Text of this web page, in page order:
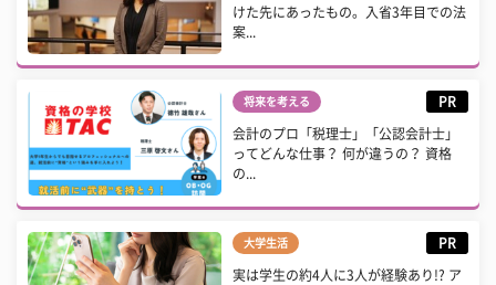
けた先にあったもの。入省3年目での法
案...
将来を考える PR
会計のプロ「税理士」「公認会計士」
ってどんな仕事？ 何が違うの？ 資格
の...
大学生活 PR
実は学生の約4人に3人が経験あり!? ア